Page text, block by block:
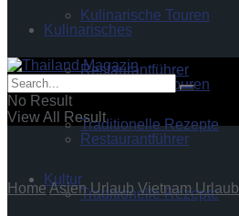
Kulinarische Touren
Restaurantführer
Traditionelle Rezepte
Kultur
Kulinarisches
Kulinarische Touren
Restaurantführer
Traditionelle Rezepte
No Result
View All Result
HomeAsien Urlaub Vietnam Urlaub